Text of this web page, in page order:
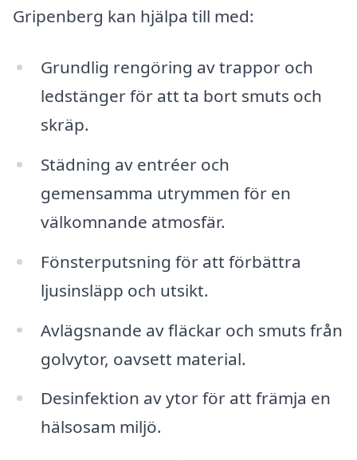
Gripenberg kan hjälpa till med:
Grundlig rengöring av trappor och
ledstänger för att ta bort smuts och
skräp.
Städning av entréer och
gemensamma utrymmen för en
välkomnande atmosfär.
Fönsterputsning för att förbättra
ljusinsläpp och utsikt.
Avlägsnande av fläckar och smuts från
golvytor, oavsett material.
Desinfektion av ytor för att främja en
hälsosam miljö.